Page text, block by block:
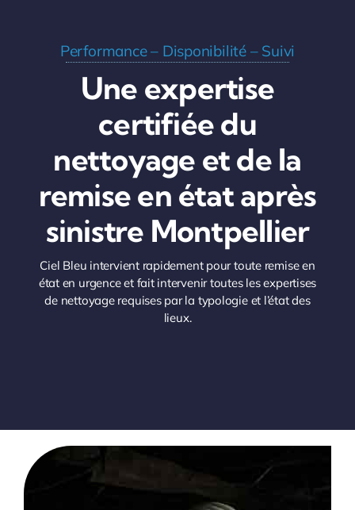
Performance – Disponibilité – Suivi
Une expertise
certifiée du
nettoyage et de la
remise en état après
sinistre Montpellier
Ciel Bleu intervient rapidement pour toute remise en
état en urgence et fait intervenir toutes les expertises
de nettoyage requises par la typologie et l’état des
lieux.